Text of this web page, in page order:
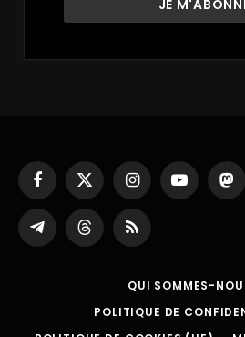
Facebook
X
(Twitter)
InstagramYouTube
Partager
sur
ThreadsRSS
QUI SOMMES-
POLITIQUE DE